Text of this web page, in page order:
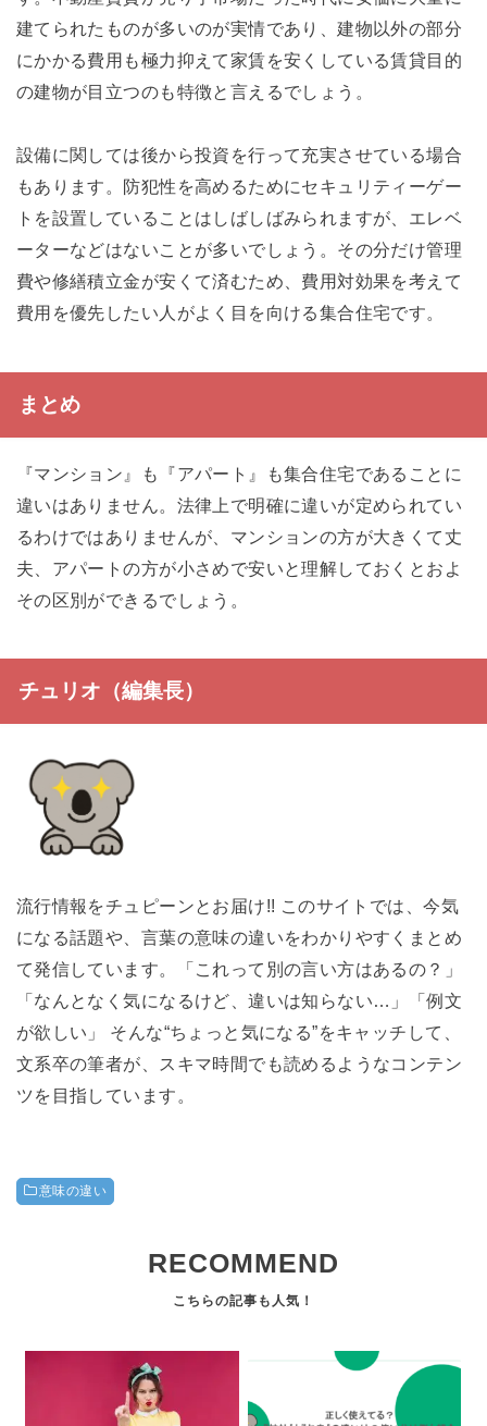
建てられたものが多いのが実情であり、建物以外の部分
にかかる費用も極力抑えて家賃を安くしている賃貸目的
の建物が目立つのも特徴と言えるでしょう。
設備に関しては後から投資を行って充実させている場合
もあります。防犯性を高めるためにセキュリティーゲー
トを設置していることはしばしばみられますが、エレベ
ーターなどはないことが多いでしょう。その分だけ管理
費や修繕積立金が安くて済むため、費用対効果を考えて
費用を優先したい人がよく目を向ける集合住宅です。
まとめ
『マンション』も『アパート』も集合住宅であることに
違いはありません。法律上で明確に違いが定められてい
るわけではありませんが、マンションの方が大きくて丈
夫、アパートの方が小さめで安いと理解しておくとおよ
その区別ができるでしょう。
チュリオ（編集長）
流行情報をチュピーンとお届け!! このサイトでは、今気
になる話題や、言葉の意味の違いをわかりやすくまとめ
て発信しています。「これって別の言い方はあるの？」
「なんとなく気になるけど、違いは知らない…」「例文
が欲しい」 そんな“ちょっと気になる”をキャッチして、
文系卒の筆者が、スキマ時間でも読めるようなコンテン
ツを目指しています。
意味の違い
RECOMMEND